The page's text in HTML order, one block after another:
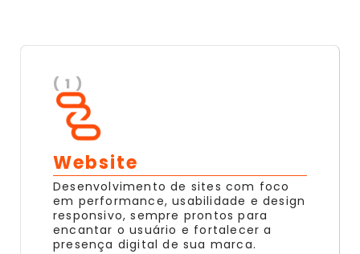
( 1 )
Website
Desenvolvimento de sites com foco
em performance, usabilidade e design
responsivo, sempre prontos para
encantar o usuário e fortalecer a
presença digital de sua marca.